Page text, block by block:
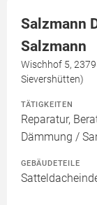
Salzmann
Salzmann
Wischhof 5,
Sievershütten)
TÄTIGKEITEN
Reparatur,
Dämmung /
GEBÄUDETEILE